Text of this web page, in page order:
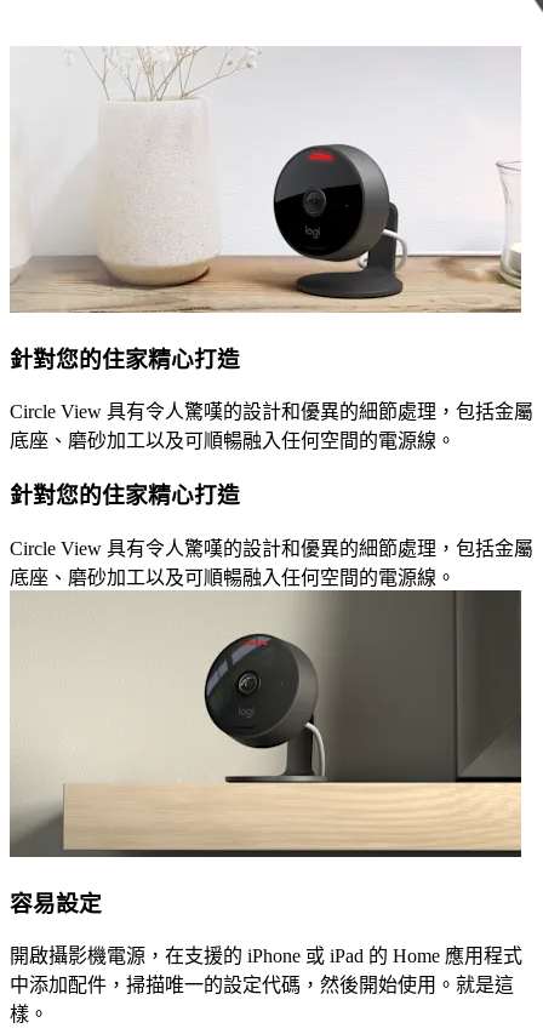
針對您的住家精心打造
Circle View 具有令人驚嘆的設計和優異的細節處理，包括金屬
底座、磨砂加工以及可順暢融入任何空間的電源線。
針對您的住家精心打造
Circle View 具有令人驚嘆的設計和優異的細節處理，包括金屬
底座、磨砂加工以及可順暢融入任何空間的電源線。
容易設定
開啟攝影機電源，在支援的 iPhone 或 iPad 的 Home 應用程式
中添加配件，掃描唯一的設定代碼，然後開始使用。就是這
樣。